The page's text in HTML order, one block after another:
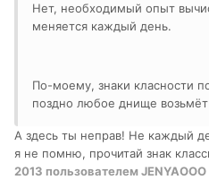
Нет, необходимый опыт
меняется каждый день.
По-моему, знаки класности
поздно любое днище
А здесь ты неправ! Не каждый
я не помню, прочитай знак
2013 пользователем JENYAOOO